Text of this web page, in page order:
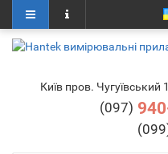
Київ пров.
(097)